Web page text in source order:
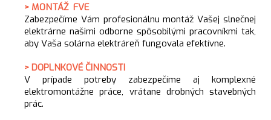
> MONTÁŽ FVE
Zabezpečíme Vám profesionálnu montáž Vašej slnečnej
elektrárne našimi odborne spôsobilými pracovníkmi tak,
aby Vaša solárna elektráreň fungovala efektívne.
> DOPLNKOVÉ ČINNOSTI
V prípade potreby zabezpečíme aj komplexné
elektromontážne práce, vrátane drobných stavebných
prác.